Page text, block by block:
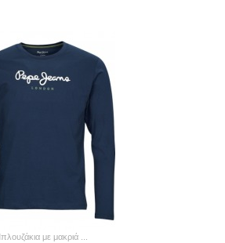
μπλουζάκια με μακριά ...